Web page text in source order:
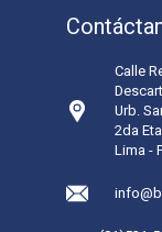
Calle
Urb.
2da
Lima -